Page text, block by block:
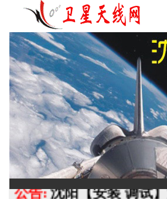
公告:沈阳【安装 调试